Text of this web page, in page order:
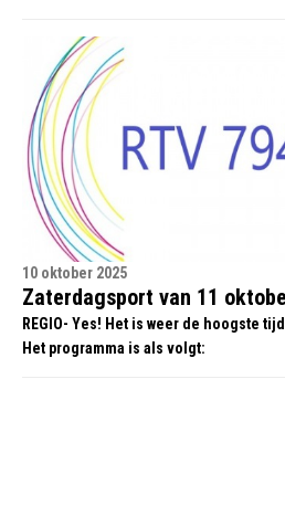
10 oktober 2025
Zaterdagsport van 11
REGIO- Yes! Het is weer de hoogste
Het programma is als volgt: